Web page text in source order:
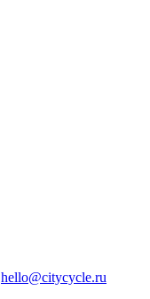
hello@citycycle.ru